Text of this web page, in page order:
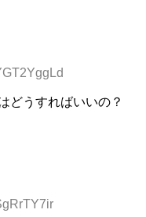
どうすればいいの？